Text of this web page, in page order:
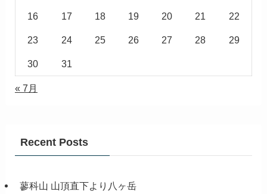
16 17 18 19 20 21 22
23 24 25 26 27 28 29
30 31
« 7月
Recent Posts
蓼科山 山頂直下より八ヶ岳